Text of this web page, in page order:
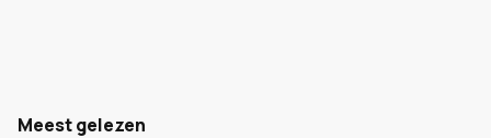
Meest gelezen